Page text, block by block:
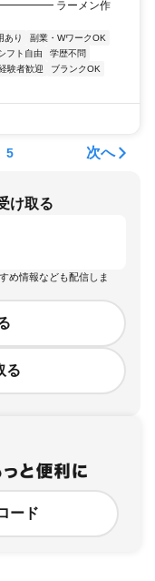
ラーメン作
あり
副業・WワークOK
フト自由
学歴不問
験者歓迎
ブランクOK
5 次へ
け取る
め情報なども配信しま
る
ード